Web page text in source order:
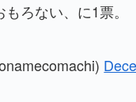
ろない、に1票。